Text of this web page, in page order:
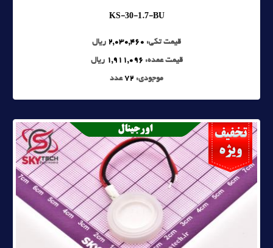
KS-30-1.7-BU
قیمت تکی: 2,030,460 ریال
قیمت عمده:1,911,096 ریال
موجودی: 72عدد